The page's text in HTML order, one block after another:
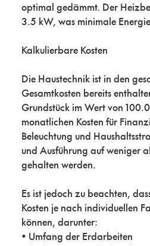
optimal gedämmt. Der
3.5 kW, was minimale
Kalkulierbare Kosten
Die Haustechnik ist in den
Gesamtkosten bereits
Grundstück im Wert von
monatlichen Kosten für
Beleuchtung und
und Ausführung auf weniger
gehalten werden.
Es ist jedoch zu beachten,
Kosten je nach individuellen
können, darunter:
• Umfang der Erdarbeiten